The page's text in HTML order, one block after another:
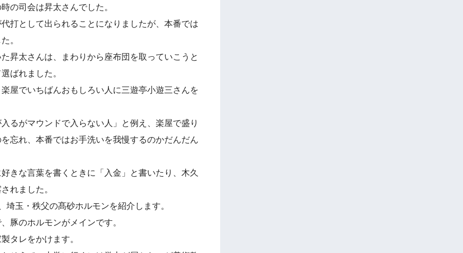
の司会は昇太さんでした。
打として出られることになりましたが、本番では
。
昇太さんは、まわりから座布団を取っていこうと
ばれました。
屋でいちばんおもしろい人に三遊亭小遊三さんを
るがマウンドで入らない人」と例え、楽屋で盛り
忘れ、本番ではお手洗いを我慢するのかだんだん
きな言葉を書くときに「入金」と書いたり、木久
れました。
玉・秩父の髙砂ホルモンを紹介します。
豚のホルモンがメインです。
タレをかけます。